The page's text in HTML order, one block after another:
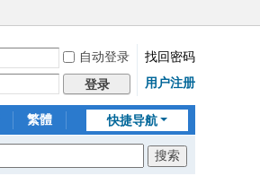
自动登录
找回密码
登录 用户注册
快捷导航
繁體